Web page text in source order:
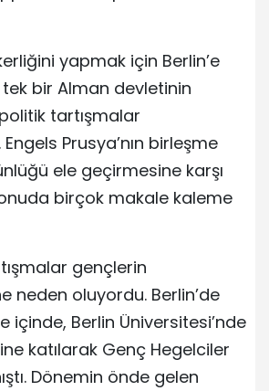
yapmak için Berlin’e
tek bir Alman devletinin
tartışmalar
Prusya’nın birleşme
ele geçirmesine karşı
birçok makale kaleme
gençlerin
neden oluyordu. Berlin’de
içinde, Berlin Üniversitesi’nde
katılarak Genç Hegelciler
Dönemin önde gelen